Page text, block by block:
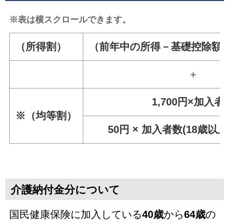
※表は横スクロールできます。
（所得割） （前年中の所得－基礎控除額
＋
※（均等割）
1,700円×加入者
50円 × 加入者数(18歳以
介護納付金分について
国民健康保険に加入している40歳から64歳の